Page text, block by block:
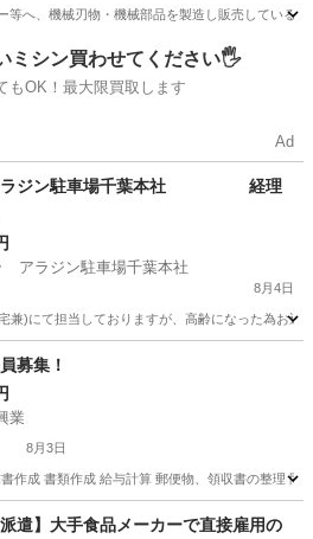
等へ、機械刃物・機械部品を製造し販売している
一般事務 パート
ミシン買わせてください🖐️
もOK！最大限買取します
Ad
ラジン駐車場千葉本社 経理
アラジン駐車場千葉本社
8月4日
)にて担当しておりますが、高齢になった為お
会計
募集！
業
8月3日
成 書類作成 給与計算 郵便物、領収書の整理 問
一般事務 事務員
派遣】大手食品メーカーで直接雇用の